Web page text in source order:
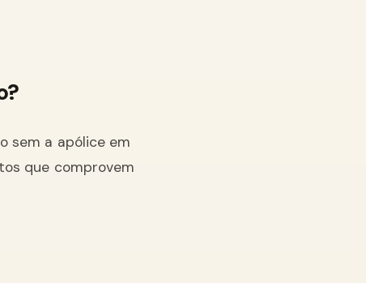
sem a apólice em
que comprovem